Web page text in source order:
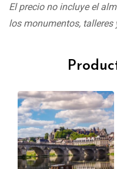
El precio no incluye el
los monumentos, talleres